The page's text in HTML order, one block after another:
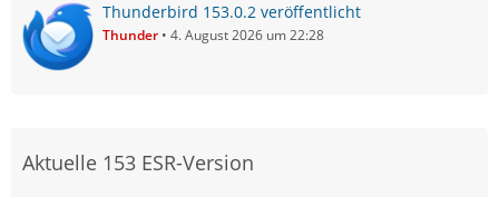
Thunderbird 153.0.2 veröffentlicht
Thunder 4. August 2026 um 22:28
Aktuelle 153 ESR-Version